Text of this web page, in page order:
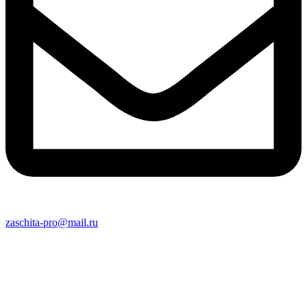
zaschita-pro@mail.ru